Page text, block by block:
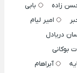
زاده
بابی
امیر لیام
دریادل
بوکانی
آبراهام